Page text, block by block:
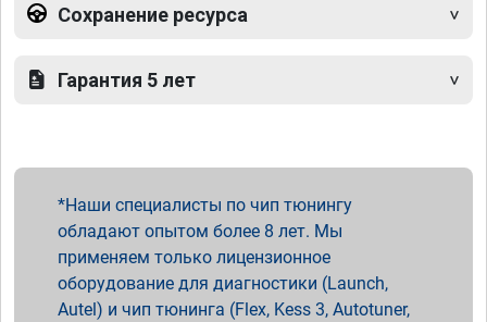
Сохранение ресурса
Гарантия 5 лет
Наши специалисты по чип тюнингу
обладают опытом более 8 лет. Мы
применяем только лицензионное
оборудование для диагностики (Launch,
Autel) и чип тюнинга (Flex, Kess 3, Autotuner,